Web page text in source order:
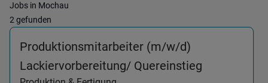
Jobs in Mochau
2 gefunden
Produktionsmitarbeiter (m/w/d)
Lackiervorbereitung/ Quereinstieg